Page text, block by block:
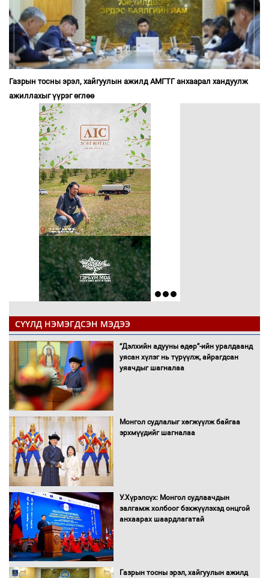
Газрын тосны эрэл, хайгуулын ажилд АМГТГ анхаарал хандуулж
ажиллахыг үүрэг өглөө
СҮҮЛД НЭМЭГДСЭН МЭДЭЭ
“Дэлхийн адууны өдөр”-ийн уралдаанд
уясан хүлэг нь түрүүлж, айрагдсан
уяачдыг шагналаа
Монгол судлалыг хөгжүүлж байгаа
эрхмүүдийг шагналаа
У.Хүрэлсүх: Монгол судлаачдын
залгамж холбоог бэхжүүлэхэд онцгой
анхаарах шаардлагатай
Газрын тосны эрэл, хайгуулын ажилд